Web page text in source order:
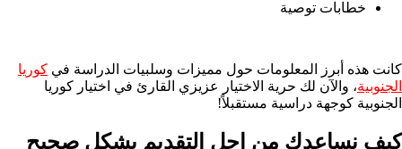
خطابات توصية
كانت هذه أبرز المعلومات حول مميزات وسلبيات الدراسة في كوريا
الجنوبية، والآن لك حرية الاختيار عزيزي القارئ في اختيار كوريا
الجنوبية كوجهة دراسية مستقبلاً!
كيف نساعدك من اجل التقديم بشكل صحيح